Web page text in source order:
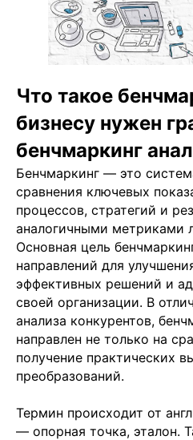
Что такое
бизнесу нужен
бенчмаркинг
Бенчмаркинг — это
сравнения ключевых
процессов, стратегий и
аналогичными метриками
Основная цель
направлений для
эффективных решений и
своей организации. В
анализа конкурентов,
направлен не только на
получение практических
преобразований.
Термин происходит от
— опорная точка, эталон.